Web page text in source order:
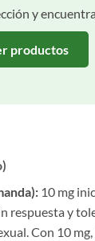
y
productos
10 mg
respuesta y
Con 10